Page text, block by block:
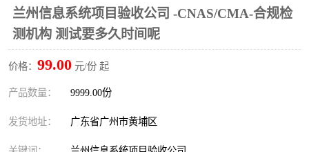
兰州信息系统项目验收公司 -CNAS/CMA-合规检
测机构 测试要多久时间呢
价格： 99.00 元/份 起
产品数量： 9999.00份
发货地址： 广东省广州市黄埔区